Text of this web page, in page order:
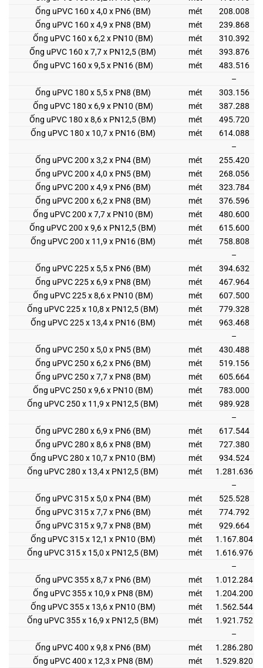
Ống uPVC 160 x 4,0 x PN6 (BM)
mét
208.008
Ống uPVC 160 x 4,9 x PN8 (BM)
mét
239.868
Ống uPVC 160 x 6,2 x PN10 (BM)
mét
310.392
Ống uPVC 160 x 7,7 x PN12,5 (BM)
mét
393.876
Ống uPVC 160 x 9,5 x PN16 (BM)
mét
483.516
–
Ống uPVC 180 x 5,5 x PN8 (BM)
mét
303.156
Ống uPVC 180 x 6,9 x PN10 (BM)
mét
387.288
Ống uPVC 180 x 8,6 x PN12,5 (BM)
mét
495.720
Ống uPVC 180 x 10,7 x PN16 (BM)
mét
614.088
–
Ống uPVC 200 x 3,2 x PN4 (BM)
mét
255.420
Ống uPVC 200 x 4,0 x PN5 (BM)
mét
268.056
Ống uPVC 200 x 4,9 x PN6 (BM)
mét
323.784
Ống uPVC 200 x 6,2 x PN8 (BM)
mét
376.596
Ống uPVC 200 x 7,7 x PN10 (BM)
mét
480.600
Ống uPVC 200 x 9,6 x PN12,5 (BM)
mét
615.600
Ống uPVC 200 x 11,9 x PN16 (BM)
mét
758.808
–
Ống uPVC 225 x 5,5 x PN6 (BM)
mét
394.632
Ống uPVC 225 x 6,9 x PN8 (BM)
mét
467.964
Ống uPVC 225 x 8,6 x PN10 (BM)
mét
607.500
Ống uPVC 225 x 10,8 x PN12,5 (BM)
mét
779.328
Ống uPVC 225 x 13,4 x PN16 (BM)
mét
963.468
–
Ống uPVC 250 x 5,0 x PN5 (BM)
mét
430.488
Ống uPVC 250 x 6,2 x PN6 (BM)
mét
519.156
Ống uPVC 250 x 7,7 x PN8 (BM)
mét
605.664
Ống uPVC 250 x 9,6 x PN10 (BM)
mét
783.000
Ống uPVC 250 x 11,9 x PN12,5 (BM)
mét
989.928
–
Ống uPVC 280 x 6,9 x PN6 (BM)
mét
617.544
Ống uPVC 280 x 8,6 x PN8 (BM)
mét
727.380
Ống uPVC 280 x 10,7 x PN10 (BM)
mét
934.524
Ống uPVC 280 x 13,4 x PN12,5 (BM)
mét
1.281.636
–
Ống uPVC 315 x 5,0 x PN4 (BM)
mét
525.528
Ống uPVC 315 x 7,7 x PN6 (BM)
mét
774.792
Ống uPVC 315 x 9,7 x PN8 (BM)
mét
929.664
Ống uPVC 315 x 12,1 x PN10 (BM)
mét
1.167.804
Ống uPVC 315 x 15,0 x PN12,5 (BM)
mét
1.616.976
–
Ống uPVC 355 x 8,7 x PN6 (BM)
mét
1.012.284
Ống uPVC 355 x 10,9 x PN8 (BM)
mét
1.204.200
Ống uPVC 355 x 13,6 x PN10 (BM)
mét
1.562.544
Ống uPVC 355 x 16,9 x PN12,5 (BM)
mét
1.921.752
–
Ống uPVC 400 x 9,8 x PN6 (BM)
mét
1.286.280
Ống uPVC 400 x 12,3 x PN8 (BM)
mét
1.529.820